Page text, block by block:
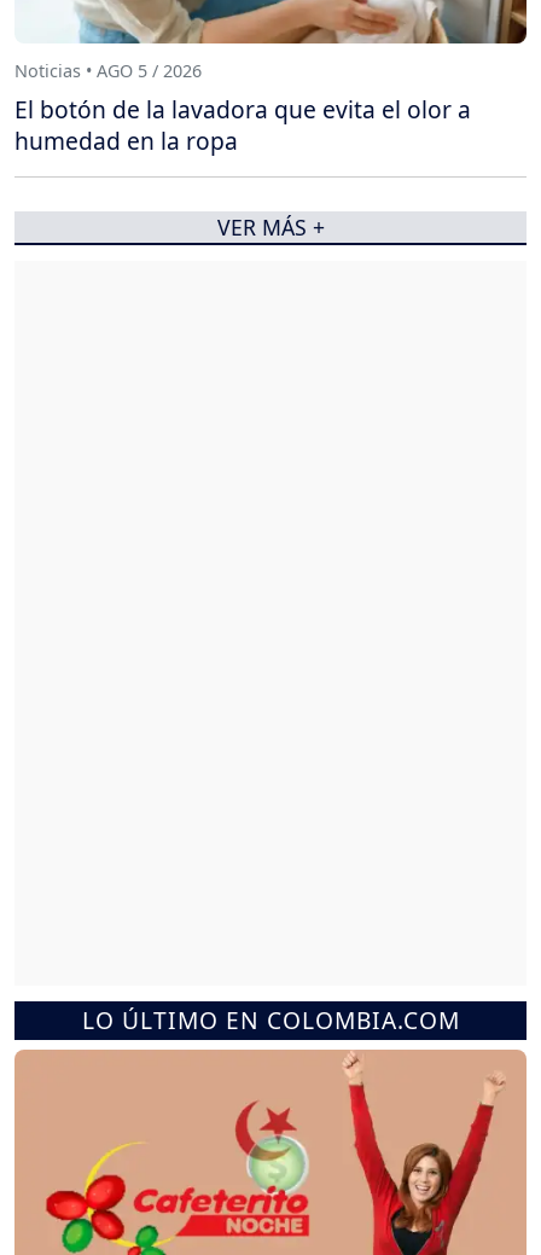
LO ÚLTIMO EN COLOMBIA.COM
Noticias • AGO 5 / 2026
El botón de la lavadora que evita el olor a
humedad en la ropa
VER MÁS +